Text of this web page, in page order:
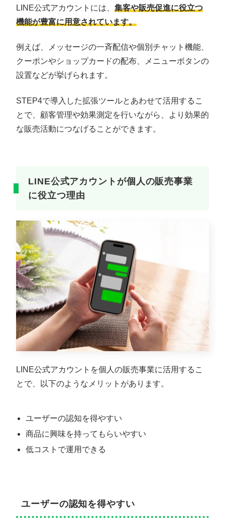
LINE公式アカウントには、 集客や販売促進に役立つ
機能が豊富に用意されています。
例えば、メッセージの一斉配信や個別チャット機能、
クーポンやショップカードの配布、メニューボタンの
設置などが挙げられます。
STEP4で導入した拡張ツールとあわせて活用するこ
とで、顧客管理や効果測定を行いながら、より効果的
な販売活動につなげることができます。
LINE公式アカウントが個人の販売事業
に役立つ理由
LINE公式アカウントを個人の販売事業に活用するこ
とで、以下のようなメリットがあります。
ユーザーの認知を得やすい
商品に興味を持ってもらいやすい
低コストで運用できる
ユーザーの認知を得やすい